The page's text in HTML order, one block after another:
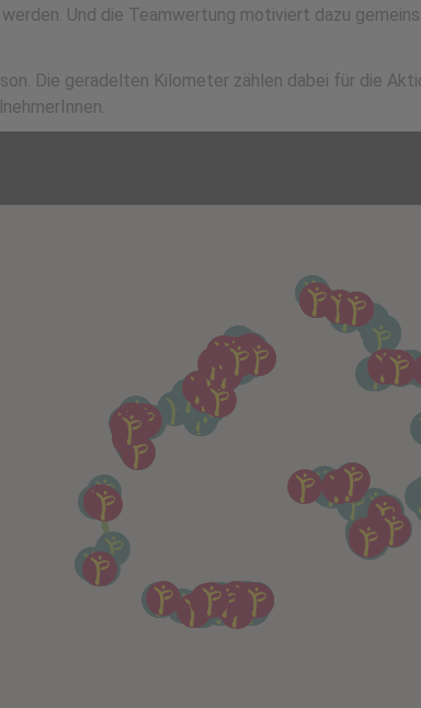
Und die Teamwertung motiviert dazu
Die geradelten Kilometer zählen dabei für die